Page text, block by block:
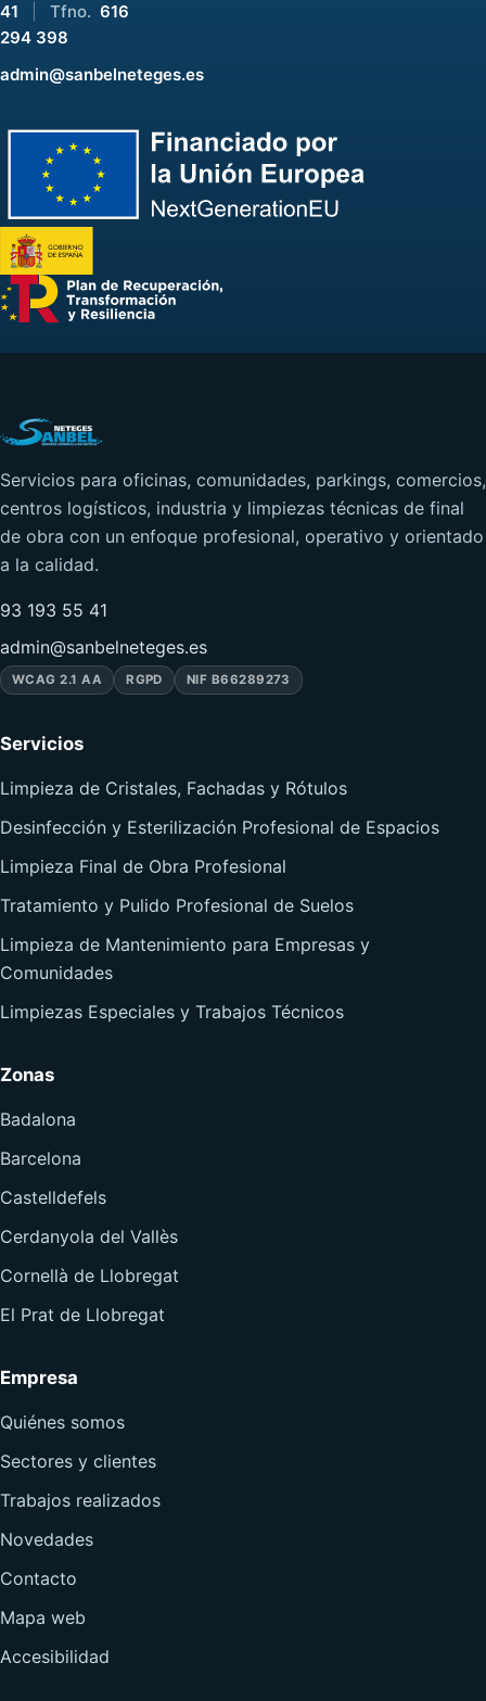
41
Tfno. 616
294 398
admin@sanbelneteges.es
Servicios para oficinas, comunidades, parkings, comercios,
centros logísticos, industria y limpiezas técnicas de final
de obra con un enfoque profesional, operativo y orientado
a la calidad.
93 193 55 41
admin@sanbelneteges.es
WCAG 2.1 AA RGPD NIF B66289273
Servicios
Limpieza de Cristales, Fachadas y Rótulos
Desinfección y Esterilización Profesional de Espacios
Limpieza Final de Obra Profesional
Tratamiento y Pulido Profesional de Suelos
Limpieza de Mantenimiento para Empresas y
Comunidades
Limpiezas Especiales y Trabajos Técnicos
Zonas
Badalona
Barcelona
Castelldefels
Cerdanyola del Vallès
Cornellà de Llobregat
El Prat de Llobregat
Empresa
Quiénes somos
Sectores y clientes
Trabajos realizados
Novedades
Contacto
Mapa web
Accesibilidad